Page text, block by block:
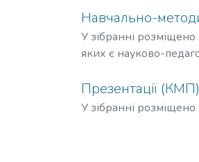
Навчально-
У зібранні
яких є науково-
Презентації (КМП)
У зібранні розміщено